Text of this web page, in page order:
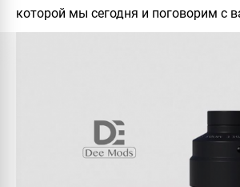
которой мы сегодня и поговорим с